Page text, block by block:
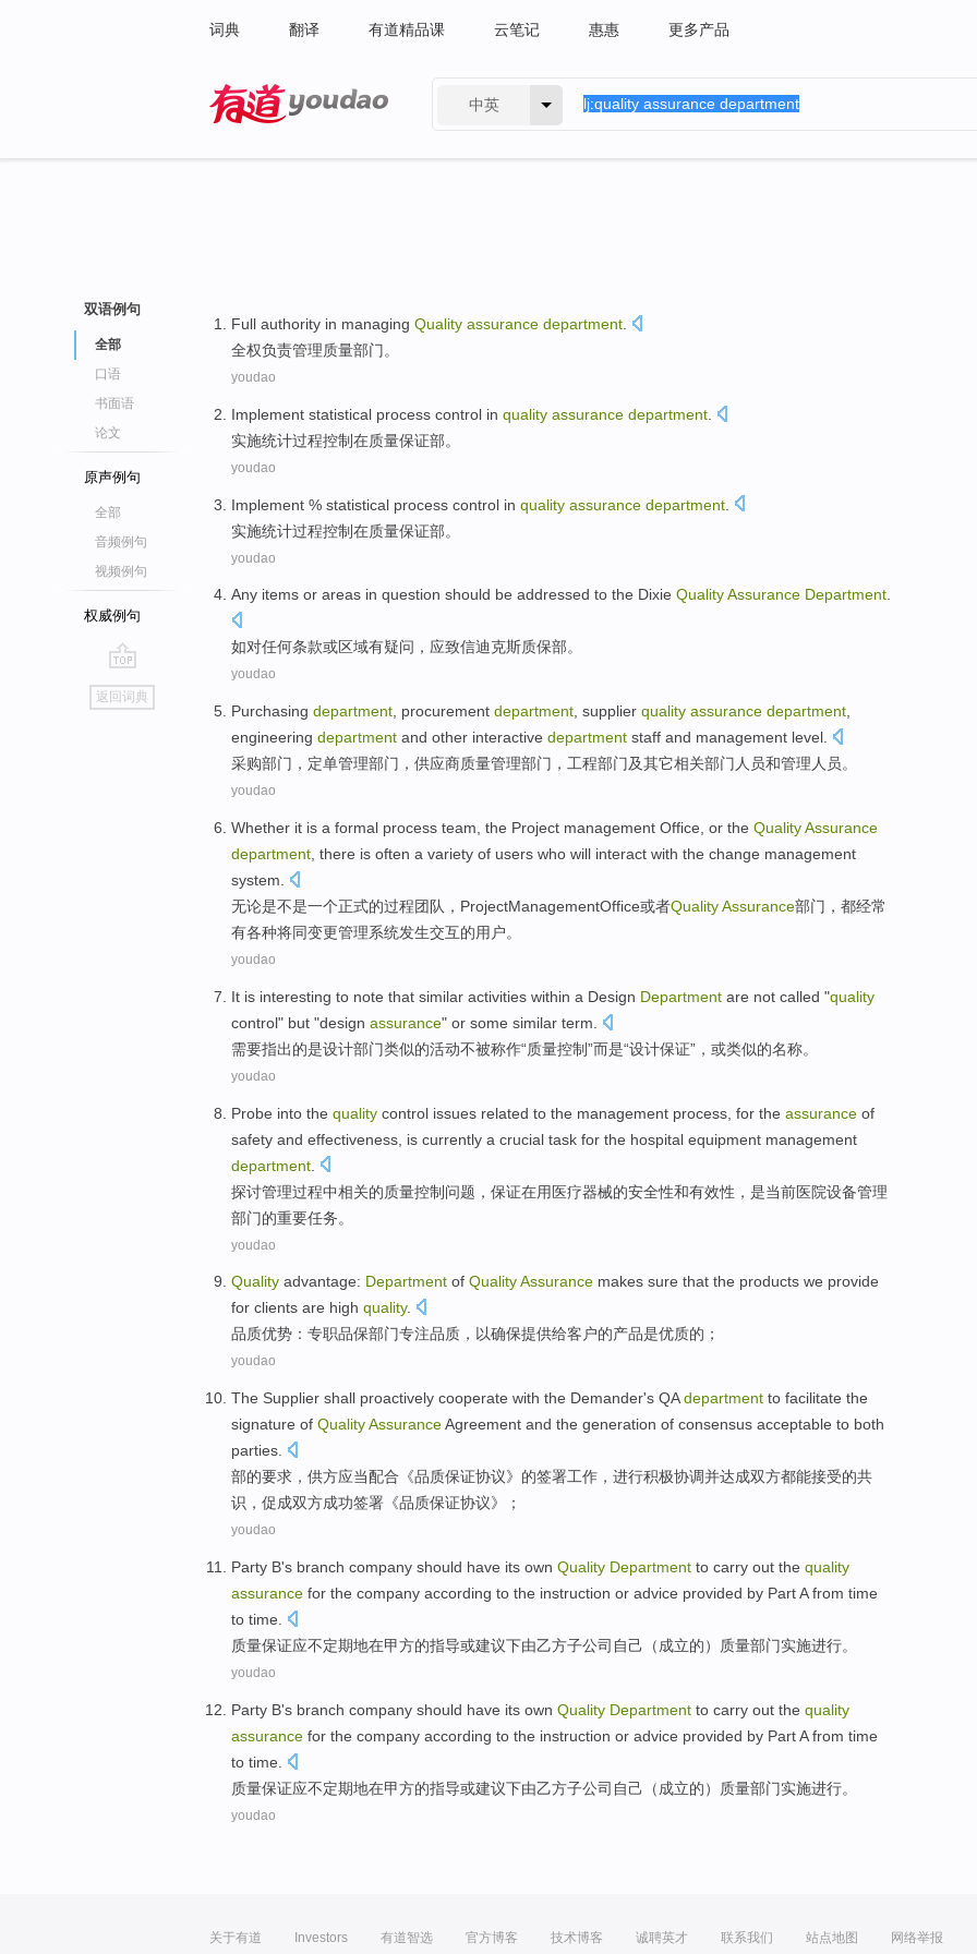
词典 翻译 有道精品课 云笔记 惠惠 更多产品
中英
双语例句
全部
口语
书面语
论文
原声例句
全部
音频例句
视频例句
权威例句
go
top
返回词典
Full authority in managing Quality assurance department
全权负责管理质量部门。
youdao
Implement statistical process control in quality assurance department
实施统计过程控制在质量保证部。
youdao
Implement % statistical process control in quality assurance department
实施统计过程控制在质量保证部。
youdao
Any items or areas in question should be addressed to the Dixie QualityAssurance Department.
如对任何条款或区域有疑问 ，应致信迪克斯质保部。
youdao
Purchasing department procurement department supplier quality assurance department
engineering department and other interactive department staff and management level.
采购部门 ， 定单管理部门， 供应商质量管理部门， 工程部门及其它相关部门 人员和管理 人员。
youdao
Whether it is a formal process team , the Project management Office or the QualityAssurance
department there is often a variety of users who will interact with the change management
system
无论是不是一个正式的过程团队 ， ProjectManagementOffice或者QualityAssurance部门 ， 都经常
有各种将同变更管理系统发生交互的用户。
youdao
It is interesting to note that similar activities within a Design Department are not called "quality
control" but "design assurance" or some similar term.
需要指出的是设计部门类似的活动不被称作“质量控制”而是“设计保证”， 或类似的名称。
youdao
Probe into the quality control issues related to the management process for the assurance of
safety and effectiveness is currently a crucial task for the hospital equipment management
department
探讨管理过程中相关的质量控制问题 ， 保证在用医疗器械的安全性和有效性 ， 是当前医院设备管理
部门的重要任务。
youdao
Quality advantage: Department of QualityAssurance makes sure that the products we provide
for clients are high quality.
品质优势 ：专职品保部门专注品质，以确保提供给客户的产品是优质的；
youdao
The Supplier shall proactively cooperate with the Demander's QA department to facilitate the
signature of QualityAssuranceAgreement and the generation of consensus acceptable to both
parties
部的要求 ，供方应当配合 《品质保证协议》 的签署工作，进行积极协调并达成双方都能接受的共
识，促成双方成功签署《品质保证协议》；
youdao
Party B's branch company should have its own Quality Department to carry out the quality
assurance for the company according to the instruction or advice provided by Part A from time
to time.
质量保证应不定期地在甲方的指导或建议下由乙方子公司 自己 （成立的）质量部门实施进行。
youdao
Party B's branch company should have its own Quality Department to carry out the quality
assurance for the company according to the instruction or advice provided by Part A from time
to time.
质量保证应不定期地在甲方的指导或建议下由乙方子公司 自己 （成立的）质量部门实施进行。
youdao
关于有道 Investors 有道智选 官方博客 技术博客 诚聘英才 联系我们 站点地图 网络举报